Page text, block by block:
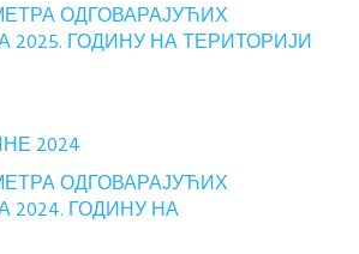
ОДГОВАРАЈУЋИХ
ГОДИНУ НА ТЕРИТОРИЈИ
2024
ОДГОВАРАЈУЋИХ
ГОДИНУ НА